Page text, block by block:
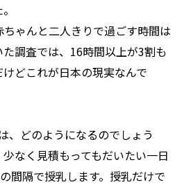
ちゃんと二人きりで過ごす時間は
調査では、16時間以上が3割も
どこれが日本の現実なんで
、どのようになるのでしょう
なく見積もってもだいたい一日
間隔で授乳します。授乳だけで